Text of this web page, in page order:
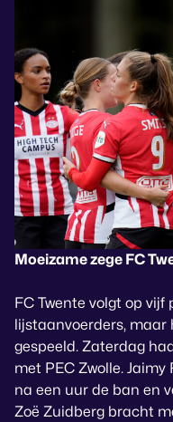
Moeizame zege FC
FC Twente volgt op
lijstaanvoerders, maar
gespeeld. Zaterdag
met PEC Zwolle.
na een uur de ban en
Zoë Zuidberg bracht